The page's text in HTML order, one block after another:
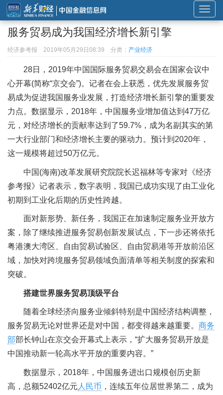
展
开
导
航
服务贸易成为我国经济增长新引擎
经济参考报 2019年05月29日08:39 分类： 产业经济
28日，2019年中国国际服务贸易交易会在国家会议中
心开幕(简称“京交会”)。记者在会上获悉，优先发展服务贸
易成为促进我国服务业发展，打造经济增长新引擎的重要发
力点。数据显示，2018年，中国服务业增加值达到47万亿
元，对经济增长的贡献率达到了59.7%，成为名副其实的第
一大行业部门和经济增长主要的驱动力。预计到2020年，
这一规模将超过50万亿元。
中国(海南)改革发展研究院院长迟福林等专家对《经济
参考报》记者表示，数字表明，我国已成功实现了由工业化
初期到工业化后期的历史性跨越。
面对新形势、新任务，我国正在加速制定服务业开放方
案，除了继续推进服务贸易创新发展试点，下一步还将依托
粤港澳大湾区、自由贸易试验区、自由贸易港等开放前沿区
域，加快对跨境服务贸易领域负面清单等相关制度的探索和
突破。
搭建世界服务贸易顶级平台
随着全球经济向服务业倾斜特别是中国经济结构调整，
服务贸易无论对世界还是对中国，都变得越来越重要。 商务
部部长钟山在京交会开幕式上表示，“扩大服务贸易开放是
中国推动新一轮高水平开放的重要内容。”
数据显示，2018年，中国服务进出口规模创历史新
高，总额52402亿元 人民币 ，连续五年位居世界第二，成为